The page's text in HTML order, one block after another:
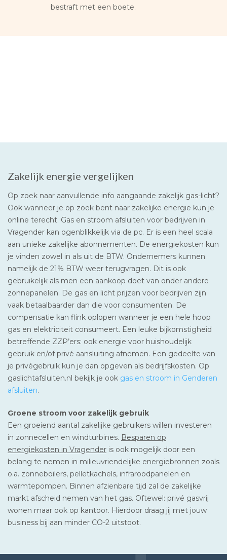
bestraft met een boete.
Zakelijk energie vergelijken
Op zoek naar aanvullende info aangaande zakelijk gas-licht?
Ook wanneer je op zoek bent naar zakelijke energie kun je
online terecht. Gas en stroom afsluiten voor bedrijven in
Vragender kan ogenblikkelijk via de pc. Er is een heel scala
aan unieke zakelijke abonnementen. De energiekosten kun
je vinden zowel in als uit de BTW. Ondernemers kunnen
namelijk de 21% BTW weer terugvragen. Dit is ook
gebruikelijk als men een aankoop doet van onder andere
zonnepanelen. De gas en licht prijzen voor bedrijven zijn
vaak betaalbaarder dan die voor consumenten. De
compensatie kan flink oplopen wanneer je een hele hoop
gas en elektriciteit consumeert. Een leuke bijkomstigheid
betreffende ZZP’ers: ook energie voor huishoudelijk
gebruik en/of privé aansluiting afnemen. Een gedeelte van
je privégebruik kun je dan opgeven als bedrijfskosten. Op
gaslichtafsluiten.nl bekijk je ook gas en stroom in Genderen
afsluiten.
Groene stroom voor zakelijk gebruik
Een groeiend aantal zakelijke gebruikers willen investeren
in zonnecellen en windturbines. Besparen op
energiekosten in Vragender is ook mogelijk door een
belang te nemen in milieuvriendelijke energiebronnen zoals
o.a. zonneboilers, pelletkachels, infraroodpanelen en
warmtepompen. Binnen afzienbare tijd zal de zakelijke
markt afscheid nemen van het gas. Oftewel: privé gasvrij
wonen maar ook op kantoor. Hierdoor draag jij met jouw
business bij aan minder CO-2 uitstoot.